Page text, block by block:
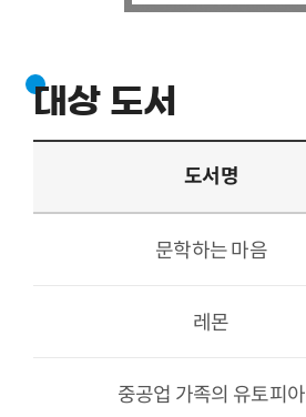
대상 도서
도서명
문학하는 마음
레몬
중공업 가족의 유토피아